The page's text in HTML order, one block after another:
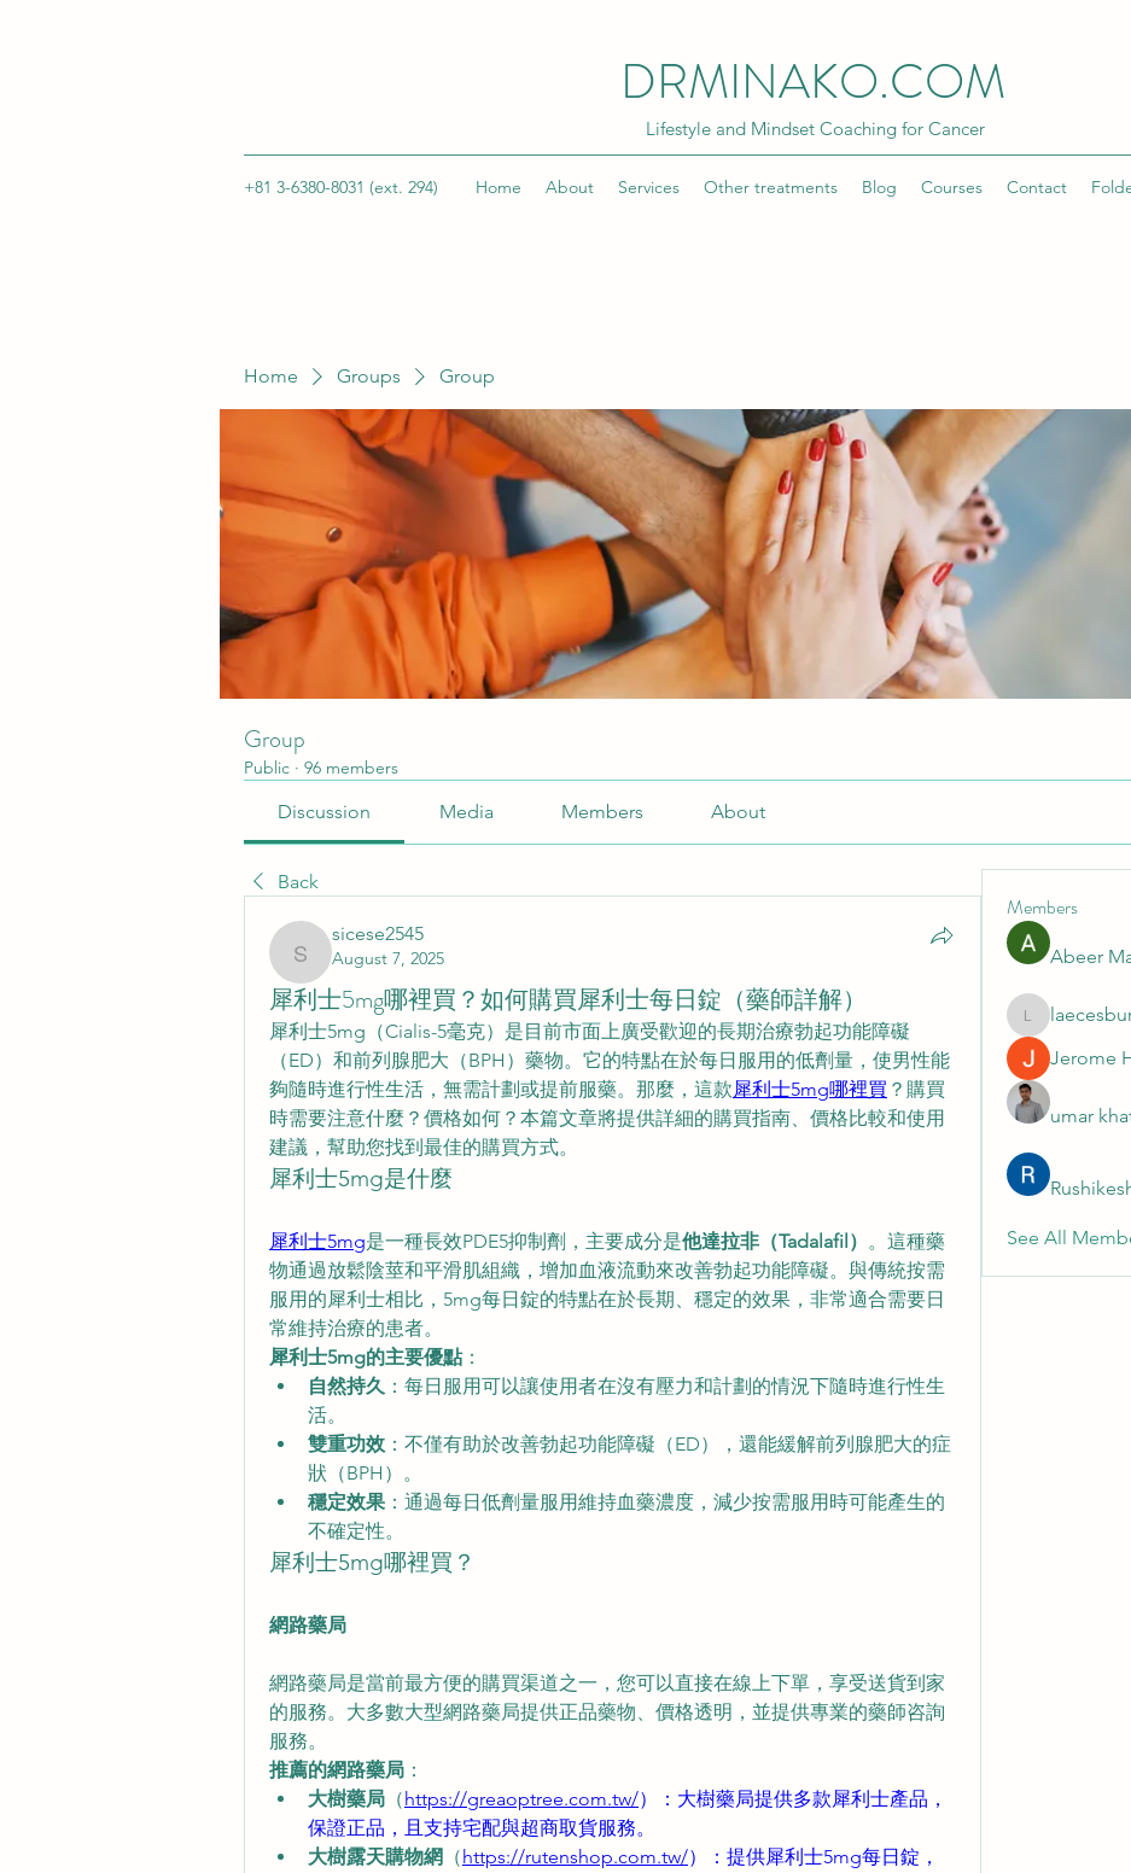
DRMINAKO.COM
Lifestyle and Mindset Coaching for Cancer
+81 3-6380-8031 (ext. 294) Home About Services Other treatments Blog Courses Contact
Home Groups Group
Group
Public · 96 members
Discussion Media Members About
Back
sicese2545
sicese2545
August 7, 2025
犀利士5mg哪裡買？如何購買犀利士每日錠（藥師詳解）
犀利士5mg（Cialis-5毫克）是目前市面上廣受歡迎的長期治療勃起功能障礙
（ED）和前列腺肥大（BPH）藥物。它的特點在於每日服用的低劑量，使男性能
夠隨時進行性生活，無需計劃或提前服藥。那麼，這款犀利士5mg哪裡買 ？購買
時需要注意什麼？價格如何？本篇文章將提供詳細的購買指南、價格比較和使用
建議，幫助您找到最佳的購買方式。
犀利士5mg是什麼
犀利士5mg是一種長效PDE5抑制劑，主要成分是他達拉非（Tadalafil） 。這種藥
物通過放鬆陰莖和平滑肌組織，增加血液流動來改善勃起功能障礙。與傳統按需
服用的犀利士相比，5mg每日錠的特點在於長期、穩定的效果，非常適合需要日
常維持治療的患者。
犀利士5mg的主要優點：
自然持久 ：每日服用可以讓使用者在沒有壓力和計劃的情況下隨時進行性生
活。
雙重功效 ：不僅有助於改善勃起功能障礙（ED），還能緩解前列腺肥大的症
狀（BPH）。
穩定效果 ：通過每日低劑量服用維持血藥濃度，減少按需服用時可能產生的
不確定性。
犀利士5mg哪裡買？
網路藥局
網路藥局是當前最方便的購買渠道之一，您可以直接在線上下單，享受送貨到家
的服務。大多數大型網路藥局提供正品藥物、價格透明，並提供專業的藥師咨詢
服務。
推薦的網路藥局 ：
大樹藥局 （https://greaoptree.com.tw/）：大樹藥局提供多款犀利士產品，
保證正品，且支持宅配與超商取貨服務。
大樹露天購物網 （https://rutenshop.com.tw/）：提供犀利士5mg每日錠，
Members
Abeer
Jerome
umar
See All